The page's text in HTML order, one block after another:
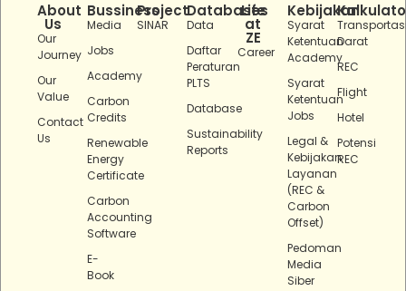
About
Us
Our
Journey
Our
Value
Contact
Us
Bussiness
Media
Jobs
Academy
Carbon
Credits
Renewable
Energy
Certificate
Carbon
Accounting
Software
E-
Book
Project
SINAR
Databases
Data
Daftar
Peraturan
PLTS
Database
Sustainability
Reports
Life
at
ZE
Career
Kebijakan
Syarat
Ketentuan
Academy
Syarat
Ketentuan
Jobs
Legal &
Kebijakan
Layanan
(REC &
Carbon
Offset)
Pedoman
Media
Siber
Darat
REC
Flight
Hotel
Potensi
REC